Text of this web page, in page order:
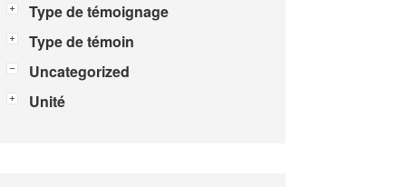
Type de témoignage
Type de témoin
Uncategorized
Unité